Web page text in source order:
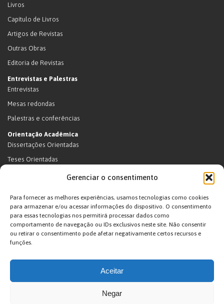
Gerenciar o consentimento
Para fornecer as melhores experiências, usamos tecnologias como cookies
para armazenar e/ou acessar informações do dispositivo. O consentimento
para essas tecnologias nos permitirá processar dados como
comportamento de navegação ou IDs exclusivos neste site. Não consentir
ou retirar o consentimento pode afetar negativamente certos recursos e
funções.
Aceitar
Negar
Livros
Capítulo de Livros
Artigos de Revistas
Outras Obras
Editoria de Revistas
Entrevistas e Palestras
Entrevistas
Mesas redondas
Palestras e conferências
Orientação Acadêmica
Dissertações Orientadas
Teses Orientadas
Livros (dissertações e teses)
Supervisão de pós-doutorado
Supervisão de pós-doutorado (em andamento)
Orientações de outra natureza
Exposições
Terras Indígenas
Projetos